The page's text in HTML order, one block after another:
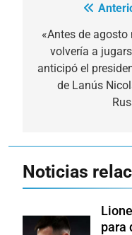
Navegación
de
entradas
«Antes de agosto
volvería a
anticipó el
de Lanús
Noticias
para